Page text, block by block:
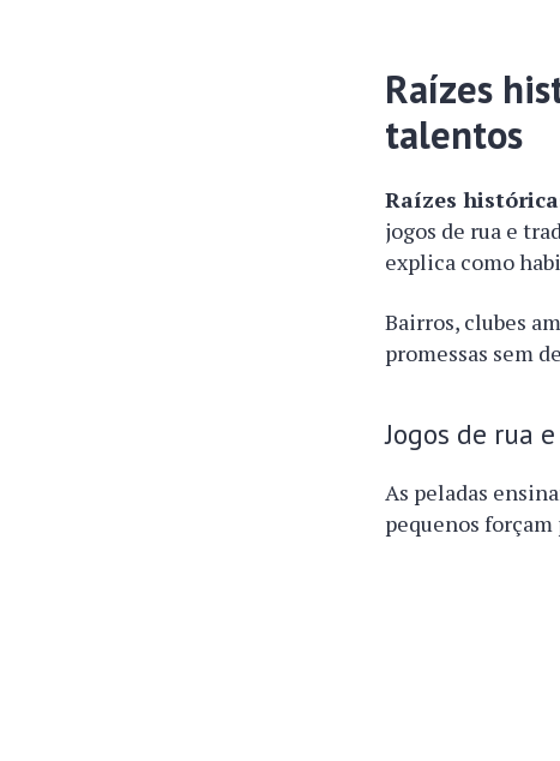
Raízes
talentos
Raízes
jogos de rua e
explica como
Bairros, clubes
promessas sem
Jogos de rua
As peladas
pequenos forçam